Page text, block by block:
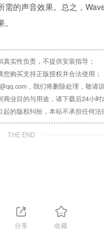
的声音效果。总之，
实性负责，不提供安装指导；
购买支持正版授权并合法使用；
，我们将删除处理，敬请
业目的与用途，请下载后24小时
的版权纠纷，本站不承担任何法
THE END
分享 收藏